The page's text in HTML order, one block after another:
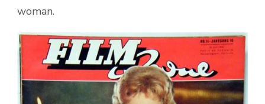
woman.